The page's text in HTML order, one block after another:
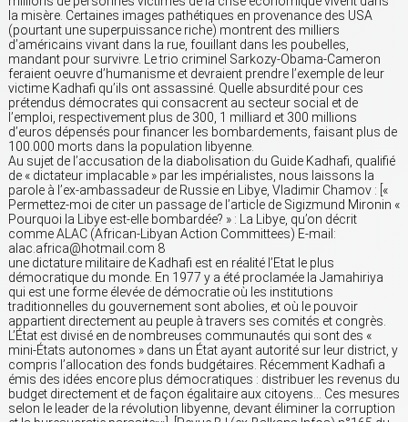
la misère. Certaines images pathétiques en provenance des USA
(pourtant une superpuissance riche) montrent des milliers
d’américains vivant dans la rue, fouillant dans les poubelles,
mandant pour survivre. Le trio criminel Sarkozy-Obama-Cameron
feraient oeuvre d’humanisme et devraient prendre l’exemple de leur
victime Kadhafi qu’ils ont assassiné. Quelle absurdité pour ces
prétendus démocrates qui consacrent au secteur social et de
l’emploi, respectivement plus de 300, 1 milliard et 300 millions
d’euros dépensés pour financer les bombardements, faisant plus de
100.000 morts dans la population libyenne.
Au sujet de l’accusation de la diabolisation du Guide Kadhafi, qualifié
de « dictateur implacable » par les impérialistes, nous laissons la
parole à l’ex-ambassadeur de Russie en Libye, Vladimir Chamov : [«
Permettez-moi de citer un passage de l’article de Sigizmund Mironin «
Pourquoi la Libye est-elle bombardée? » : La Libye, qu’on décrit
comme ALAC (African-Libyan Action Committees) E-mail:
alac.africa@hotmail.com 8
une dictature militaire de Kadhafi est en réalité l’Etat le plus
démocratique du monde. En 1977 y a été proclamée la Jamahiriya
qui est une forme élevée de démocratie où les institutions
traditionnelles du gouvernement sont abolies, et où le pouvoir
appartient directement au peuple à travers ses comités et congrès.
L’État est divisé en de nombreuses communautés qui sont des «
mini-États autonomes » dans un État ayant autorité sur leur district, y
compris l’allocation des fonds budgétaires. Récemment Kadhafi a
émis des idées encore plus démocratiques : distribuer les revenus du
budget directement et de façon égalitaire aux citoyens… Ces mesures
selon le leader de la révolution libyenne, devant éliminer la corruption